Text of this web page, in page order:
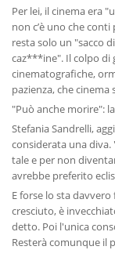
Per lei, il cinema era
non c’è uno che
resta solo un "sacco
caz***ine". Il colpo di
cinematografiche,
pazienza, che cinema
"Può anche morire":
Stefania Sandrelli,
considerata una
tale e per non
avrebbe preferito
E forse lo sta
cresciuto, è
detto. Poi l'unica
Resterà comunque il